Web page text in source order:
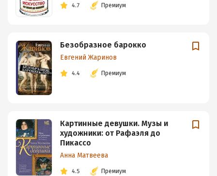
4.7 Премиум
Безобразное барокко
Евгений Жаринов
4.4 Премиум
Картинные девушки. Музы и
художники: от Рафаэля до
Пикассо
Анна Матвеева
4.5 Премиум